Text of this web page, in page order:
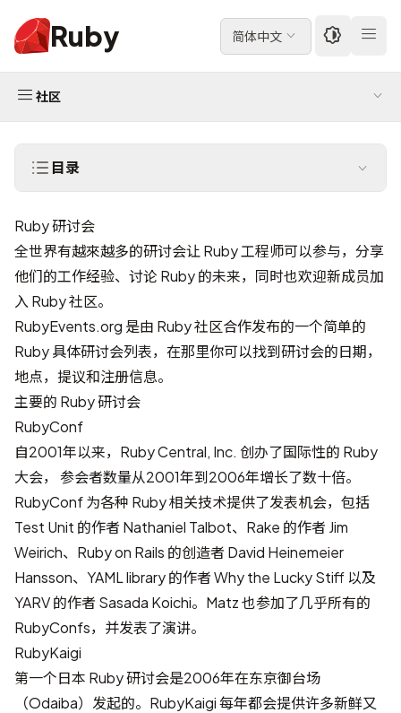
Ruby 简体中文
社区
目录
Ruby 研讨会
全世界有越來越多的研讨会让 Ruby 工程师可以参与，分享
他们的工作经验、讨论 Ruby 的未来，同时也欢迎新成员加
入 Ruby 社区。
RubyEvents.org 是由 Ruby 社区合作发布的一个简单的
Ruby 具体研讨会列表，在那里你可以找到研讨会的日期，
地点，提议和注册信息。
主要的 Ruby 研讨会
RubyConf
自2001年以来， Ruby Central, Inc. 创办了国际性的 Ruby
大会， 参会者数量从2001年到2006年增长了数十倍。
RubyConf 为各种 Ruby 相关技术提供了发表机会，包括
Test Unit 的作者 Nathaniel Talbot、Rake 的作者 Jim
Weirich、Ruby on Rails 的创造者 David Heinemeier
Hansson、YAML library 的作者 Why the Lucky Stiff 以及
YARV 的作者 Sasada Koichi。Matz 也参加了几乎所有的
RubyConfs，并发表了演讲。
RubyKaigi
第一个日本 Ruby 研讨会是2006年在东京御台场
（Odaiba）发起的。RubyKaigi 每年都会提供许多新鲜又